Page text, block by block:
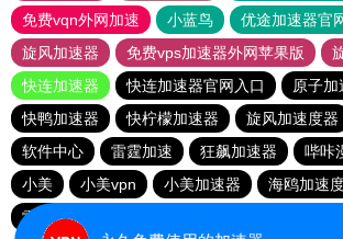
免费vqn外网加速
小蓝鸟 优途加速器官
旋风加速器
免费vps加速器外网苹果版
快连加速器
快连加速器官网入口
原子加
快鸭加速器
快柠檬加速器 旋风加速度器
软件中心
雷霆加速 狂飙加速器 哔咔
小美
小美vpn 小美加速器
海鸥加速
雷霆加速版ins